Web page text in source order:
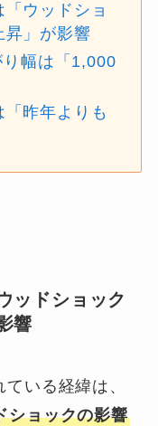
ウッドショ
昇」が影響
幅は「1,000
昨年よりも
ッドショック
響
いる経緯は、
ショックの影響